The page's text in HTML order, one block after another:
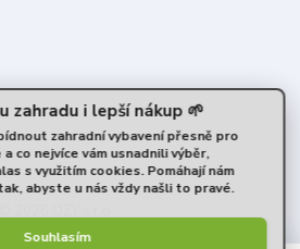
zahradu i lepší nákup 🌱
zahradní vybavení přesně pro
co nejvíce vám usnadnili výběr,
s využitím cookies. Pomáhají nám
abyste u nás vždy našli to pravé.
Souhlasím